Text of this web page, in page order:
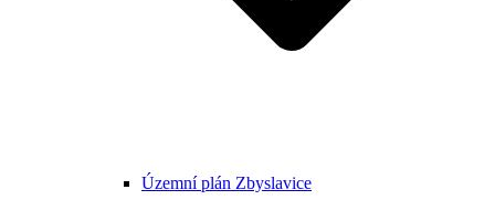
Územní plán Zbyslavice